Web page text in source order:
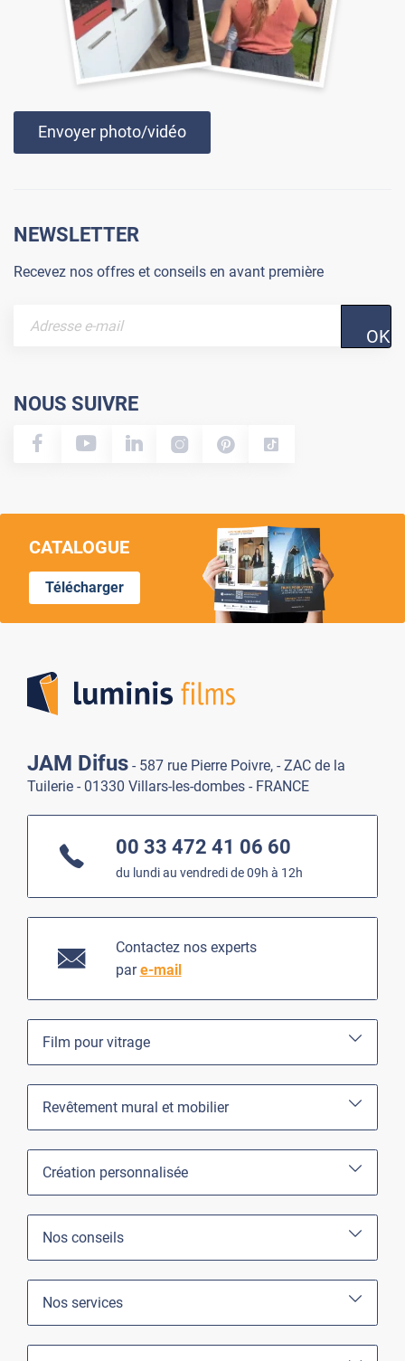
Envoyer photo/vidéo
NEWSLETTER
Recevez nos offres et conseils en avant première
OK
NOUS SUIVRE
CATALOGUE
Télécharger
JAM Difus - 587 rue Pierre Poivre, - ZAC de la
Tuilerie - 01330 Villars-les-dombes - FRANCE
00 33 472 41 06 60
du lundi au vendredi de 09h à 12h
Contactez nos experts
pare-mail
Film pour vitrage
Revêtement mural et mobilier
Création personnalisée
Nos conseils
Nos services